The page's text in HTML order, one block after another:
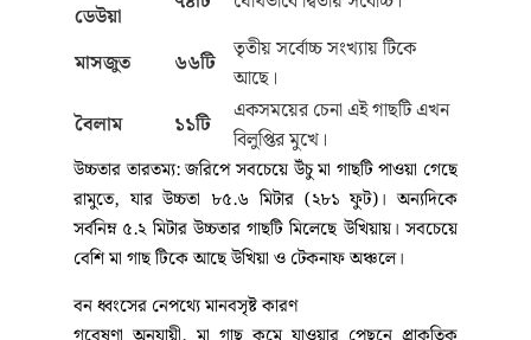
জরিপের খুঁটিনাটি: কোন গাছ কতটি?
২০২৪ সালে মাঠপর্যায়ের তথ্য সংগ্রহের পর গত ডিসেম্বরে
CNRS এই গবেষণা প্রতিবেদনটি চূড়ান্ত করে। কক্সবাজার
দক্ষিণ বন বিভাগের ৪৪,১৭৪ হেক্টর বনাঞ্চল ও এর আশপাশে
মাত্র ২০টি প্রজাতির ৫০০টি মা গাছ শনাক্ত করা গেছে।
প্রজাতির নাম প্রাপ্ত
সংখ্যা
বর্তমান অবস্থা / অবস্থান
কেলি কদম ৮৮টি জরিপে সবচেয়ে বেশি পাওয়া
গেছে।
নালি জাম ও